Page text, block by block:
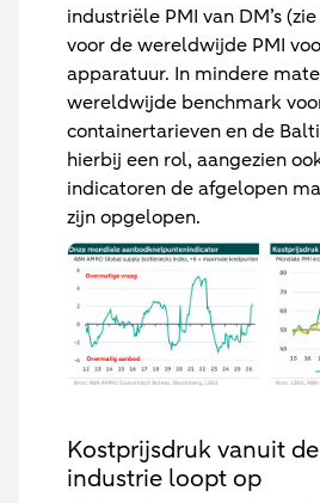
industriële PMI van DM’s
voor de wereldwijde PMI
apparatuur. In mindere
wereldwijde benchmark
containertarieven en de
hierbij een rol, aangezien
indicatoren de afgelopen
zijn opgelopen.
Kostprijsdruk vanuit
industrie loopt op